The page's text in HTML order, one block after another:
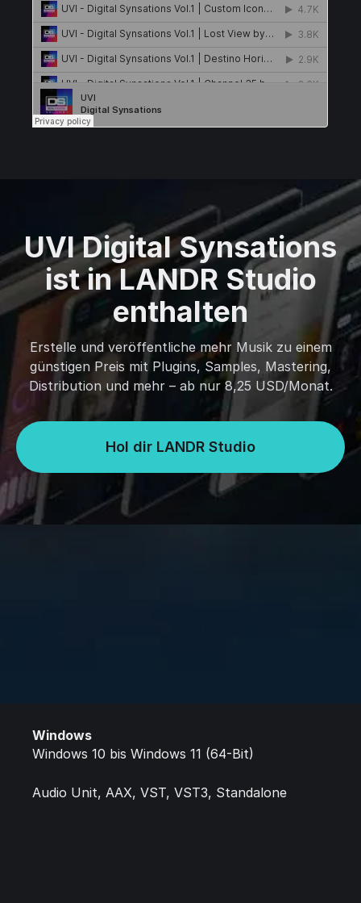
UVI Digital Synsations
ist in LANDR Studio
enthalten
Erstelle und veröffentliche mehr Musik zu einem
günstigen Preis mit Plugins, Samples, Mastering,
Distribution und mehr – ab nur 8,25 USD/Monat.
Hol dir LANDR Studio
Windows
Windows 10 bis Windows 11 (64-Bit)
Audio Unit, AAX, VST, VST3, Standalone